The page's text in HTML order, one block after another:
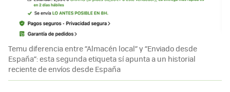
Temu diferencia entre “Almacén local” y “Enviado desde
España”: esta segunda etiqueta sí apunta a un historial
reciente de envíos desde España